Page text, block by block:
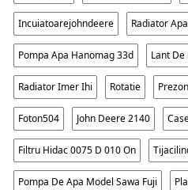
Incuiatoarejohndeere Radiator
Pompa Apa Hanomag 33d Lant De
Radiator Imer Ihi Rotatie
Foton504 John Deere 2140
Filtru Hidac 0075 D 010 On
Pompa De Apa Model Sawa Fuji